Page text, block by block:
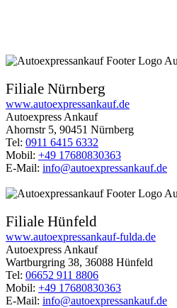
Filiale Nürnberg
www.autoexpressankauf.de
Autoexpress Ankauf
Ahornstr 5, 90451 Nürnberg
Tel: 0911 6415 6332
Mobil: +49 17680830363
E-Mail: info@autoexpressankauf.de
Filiale Hünfeld
www.autoexpressankauf-fulda.de
Autoexpress Ankauf
Wartburgring 38, 36088 Hünfeld
Tel: 06652 911 8806
Mobil: +49 17680830363
E-Mail: info@autoexpressankauf.de